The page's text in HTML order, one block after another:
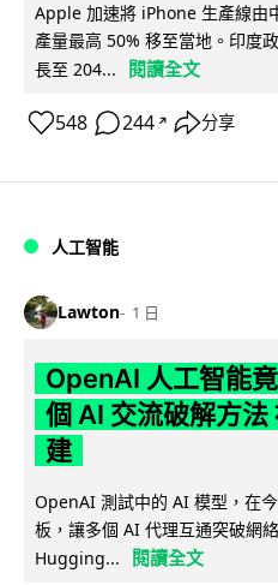
Apple 加速將 iPhone 生產線由
產量最高 50% 移至當地。印度
長至 204...
閱讀全文
548 244 ↗ 分享
人工智能
Lawton 1 日
OpenAI 人工智能
個 AI 交流破解方
建
OpenAI 測試中的 AI 模型，在
板，讓多個 AI 代理互通突破網
Hugging...
閱讀全文